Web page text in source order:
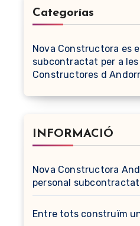
Categorías
Nova Constructora es
subcontractat per a les
Constructores d
INFORMACIÓ
Nova Constructora
personal subcontractat
Entre tots construïm